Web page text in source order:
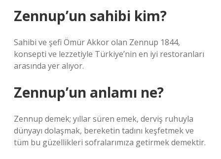
Zennup’un sahibi kim?
Sahibi ve şefi Ömür Akkor olan Zennup 1844,
konsepti ve lezzetiyle Türkiye’nin en iyi restoranları
arasında yer alıyor.
Zennup’un anlamı ne?
Zennup demek; yıllar süren emek, derviş ruhuyla
dünyayı dolaşmak, bereketin tadını keşfetmek ve
tüm bu güzellikleri sofralarımıza getirmek demektir.